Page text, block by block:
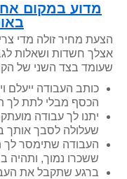
מדוע במקום
הצעת מחיר זולה מדי
אצלך חשדות ושאלות
שעומד בצד השני של
כותב העבודה ייעלם
הכסף מבלי לתת לך
יתנו לך עבודה
שעלולה לסבך אותך
העבודה שתימסר לך
ששכרו נמוך, ותהיה
ברגע שתקבל את